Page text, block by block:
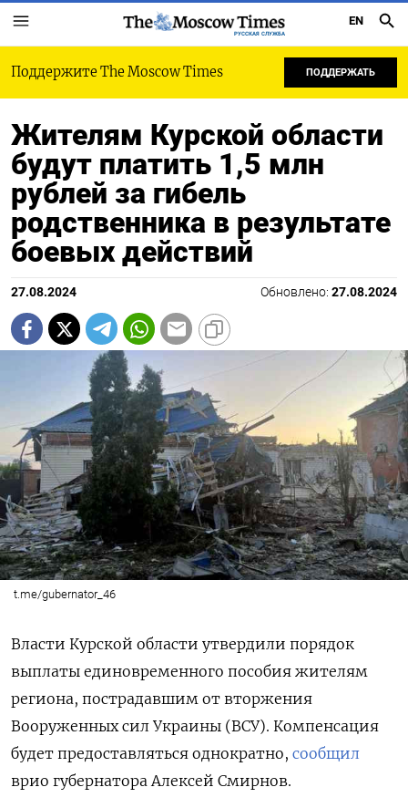
РУССКАЯ СЛУЖБА
EN
Поддержите The Moscow Times ПОДДЕРЖАТЬ
Жителям Курской области
будут платить 1,5 млн
рублей за гибель
родственника в результате
боевых действий
27.08.2024 Обновлено: 27.08.2024
t.me/gubernator_46
Власти Курской области утвердили порядок
выплаты единовременного пособия жителям
региона, пострадавшим от вторжения
Вооруженных сил Украины (ВСУ). Компенсация
будет предоставляться однократно, сообщил
врио губернатора Алексей Смирнов.